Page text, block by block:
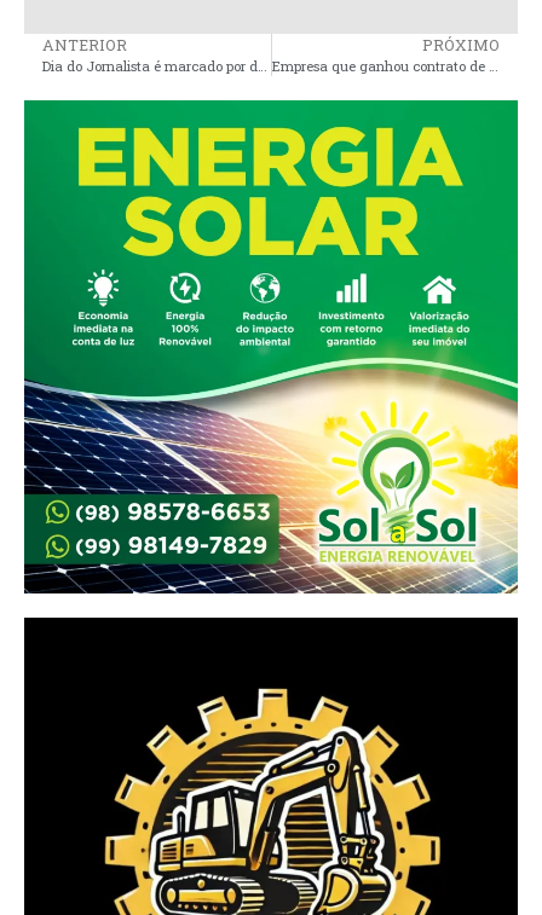
ANTERIOR
Dia do Jornalista é marcado por denúncias sobre baixos salários, assédio e avanço da desinformação
PRÓXIMO
Empresa que ganhou contrato de quase R$ 5 milhões na Prefeitura de Matinha, é sediado em imóvel residencial